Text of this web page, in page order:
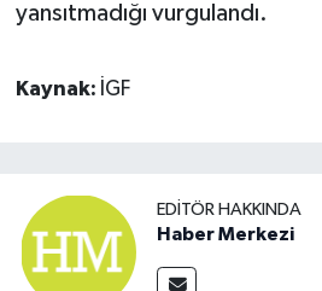
yansıtmadığı vurgulandı.
Kaynak: İGF
EDITÖR HAKKINDA
Haber Merkezi